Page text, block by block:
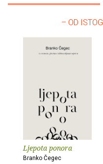
– OD
Ljepota ponora
Branko Čegec